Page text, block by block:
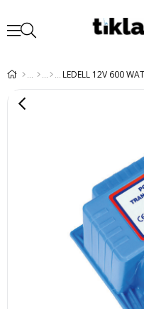
LEDELL 12V 600